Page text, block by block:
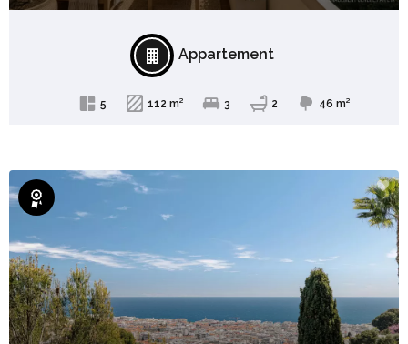
Appartement
5 112 m² 3 2 46 m²